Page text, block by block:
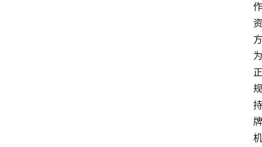
作
资
方
为
正
规
持
牌
机